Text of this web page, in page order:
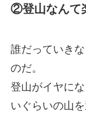
②登山なんて
誰だっていき
のだ。
登山がイヤに
いぐらいの山を